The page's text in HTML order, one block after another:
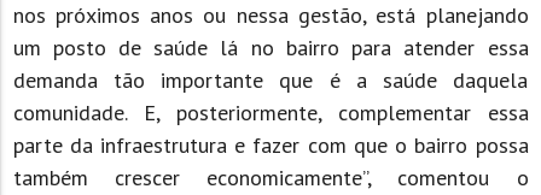
nos próximos anos ou nessa gestão, está planejando
um posto de saúde lá no bairro para atender essa
demanda tão importante que é a saúde daquela
comunidade. E, posteriormente, complementar essa
parte da infraestrutura e fazer com que o bairro possa
também crescer economicamente”, comentou o